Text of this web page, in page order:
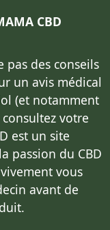
CBD
pas des conseils
un avis médical
(et notamment
consultez votre
est un site
passion du CBD
vous
avant de